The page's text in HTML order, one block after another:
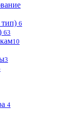
6
63
10
3
4